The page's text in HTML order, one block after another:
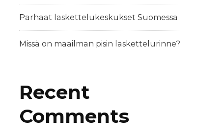
Parhaat laskettelukeskukset Suomessa
Missä on maailman pisin laskettelurinne?
Recent
Comments